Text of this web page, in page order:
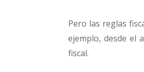
Pero las reglas
ejemplo, desde el
fiscal.